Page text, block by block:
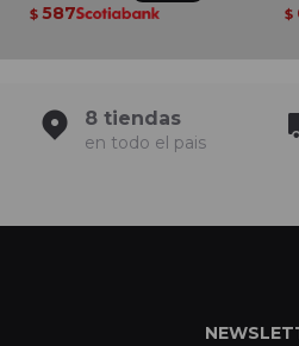
$ 587 $
8 tiendas
en todo el pais